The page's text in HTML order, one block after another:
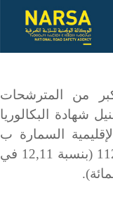
من المترشحات
شهادة البكالوريا
المديرية الإقليمية السمارة ب
1584(بنسبة 17,08 في المائة )، ثم المديرية الإقليمية بوجدور ب1123 (بنسبة 12,11 في